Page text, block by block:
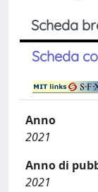
Scheda
Scheda
Anno
2021
Anno di
2021